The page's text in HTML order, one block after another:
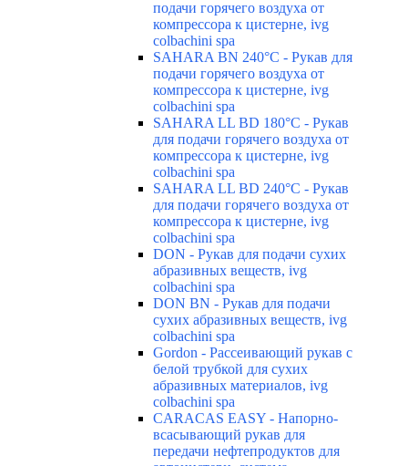
подачи горячего воздуха от
компрессора к цистерне, ivg
colbachini spa
SAHARA BN 240°C - Рукав для
подачи горячего воздуха от
компрессора к цистерне, ivg
colbachini spa
SAHARA LL BD 180°C - Рукав
для подачи горячего воздуха от
компрессора к цистерне, ivg
colbachini spa
SAHARA LL BD 240°C - Рукав
для подачи горячего воздуха от
компрессора к цистерне, ivg
colbachini spa
DON - Рукав для подачи сухих
абразивных веществ, ivg
colbachini spa
DON BN - Рукав для подачи
сухих абразивных веществ, ivg
colbachini spa
Gordon - Рассеивающий рукав с
белой трубкой для сухих
абразивных материалов, ivg
colbachini spa
CARACAS EASY - Напорно-
всасывающий рукав для
передачи нефтепродуктов для